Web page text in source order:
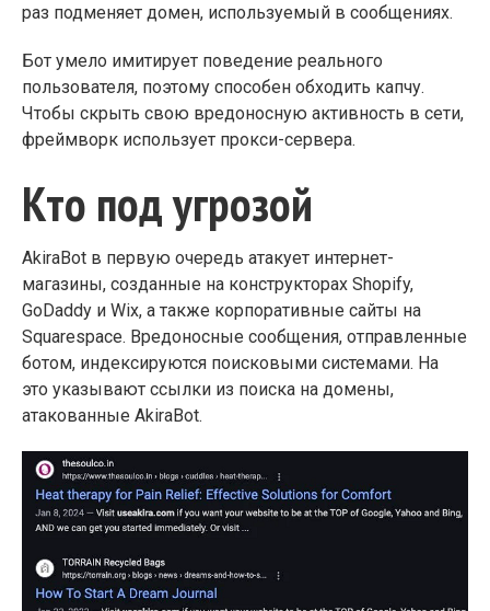
раз подменяет домен, используемый в сообщениях.
Бот умело имитирует поведение реального
пользователя, поэтому способен обходить капчу.
Чтобы скрыть свою вредоносную активность в сети,
фреймворк использует прокси-сервера.
Кто под угрозой
AkiraBot в первую очередь атакует интернет-
магазины, созданные на конструкторах Shopify,
GoDaddy и Wix, а также корпоративные сайты на
Squarespace. Вредоносные сообщения, отправленные
ботом, индексируются поисковыми системами. На
это указывают ссылки из поиска на домены,
атакованные AkiraBot.